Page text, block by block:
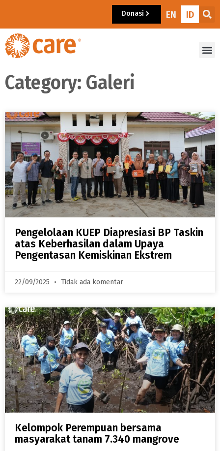
Donasi EN ID
Category: Galeri
Pengelolaan KUEP Diapresiasi BP Taskin
atas Keberhasilan dalam Upaya
Pengentasan Kemiskinan Ekstrem
22/09/2025 Tidak ada komentar
Kelompok Perempuan bersama
masyarakat tanam 7.340 mangrove